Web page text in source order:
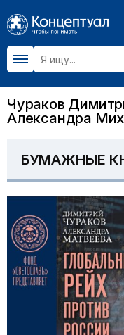
Чураков
Александра
БУМАЖНЫЕ